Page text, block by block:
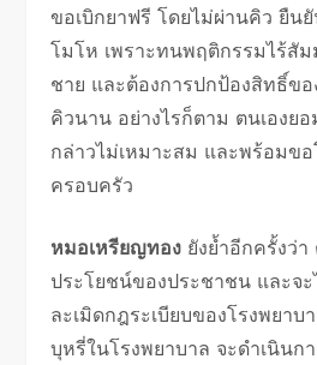
ขอเบิกยาฟรี โดยไม่ผ่านคิว ยืน
โมโห เพราะทนพฤติกรรมไร้สัม
ชาย และต้องการปกป้องสิทธิ์ข
คิวนาน อย่างไรก็ตาม ตนเองย
กล่าวไม่เหมาะสม และพร้อมข
ครอบครัว
หมอเหรียญทอง ยังย้ำอีกครั้งว่า
ประโยชน์ของประชาชน และจ
ละเมิดกฎระเบียบของโรงพยา
บุหรี่ในโรงพยาบาล จะดำเนินก